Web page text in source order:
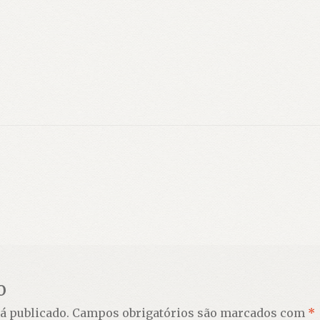
publicado. Campos obrigatórios são marcados com *